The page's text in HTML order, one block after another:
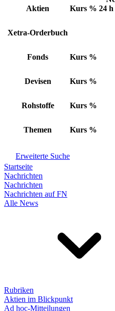
Aktien Kurs % 24
Xetra-Orderbuch
Fonds Kurs %
Devisen Kurs %
Rohstoffe Kurs %
Themen Kurs %
Erweiterte Suche
Startseite
Nachrichten
Nachrichten
Nachrichten auf FN
Alle News
Rubriken
Aktien im Blickpunkt
Ad hoc-Mitteilungen